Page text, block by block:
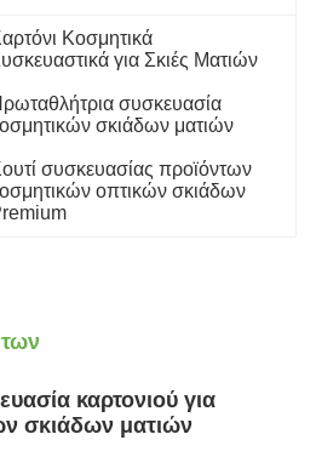
Κοσμητικά
για Σκιές Ματιών
συσκευασία
σκιάδων ματιών
συσκευασίας προϊόντων
οπτικών σκιάδων
καρτονιού για
σκιάδων ματιών